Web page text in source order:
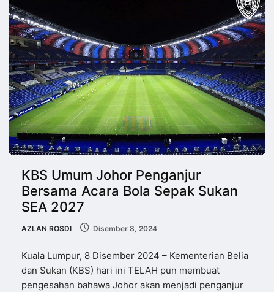
KBS Umum Johor Penganjur
Bersama Acara Bola Sepak Sukan
SEA 2027
AZLAN ROSDI Disember 8, 2024
Kuala Lumpur, 8 Disember 2024 – Kementerian Belia
dan Sukan (KBS) hari ini TELAH pun membuat
pengesahan bahawa Johor akan menjadi penganjur